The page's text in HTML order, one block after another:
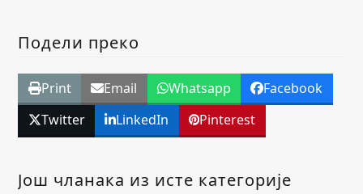
Подели преко
Print Email Whatsapp
Facebook
Twitter
LinkedIn Pinterest
Још чланака из исте категорије